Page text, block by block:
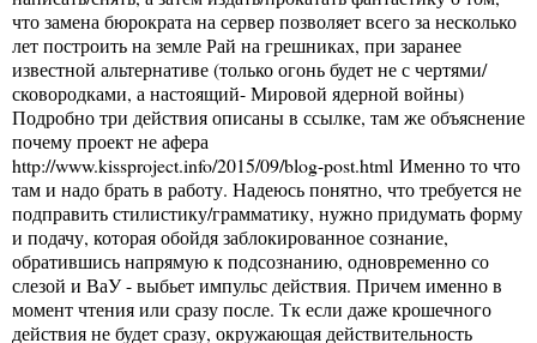
что замена бюрократа на сервер позволяет всего за несколько
лет построить на земле Рай на грешниках, при заранее
известной альтернативе (только огонь будет не с чертями/
сковородками, а настоящий- Мировой ядерной войны)
Подробно три действия описаны в ссылке, там же объяснение
почему проект не афера
http://www.kissproject.info/2015/09/blog-post.html Именно то что
там и надо брать в работу. Надеюсь понятно, что требуется не
подправить стилистику/грамматику, нужно придумать форму
и подачу, которая обойдя заблокированное сознание,
обратившись напрямую к подсознанию, одновременно со
слезой и ВаУ - выбьет импульс действия. Причем именно в
момент чтения или сразу после. Тк если даже крошечного
действия не будет сразу, окружающая действительность